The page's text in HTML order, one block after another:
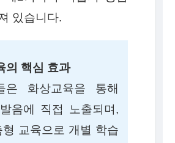
있습니다.
의 핵심 효과
은 화상교육을 통해
음에 직접 노출되며,
형 교육으로 개별 학습